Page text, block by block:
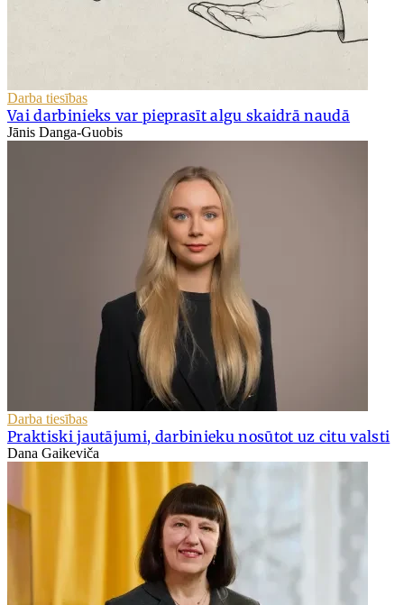
Darba tiesības
Vai darbinieks var pieprasīt algu skaidrā naudā
Jānis Danga-Guobis
Darba tiesības
Praktiski jautājumi, darbinieku nosūtot uz citu valsti
Dana Gaikeviča